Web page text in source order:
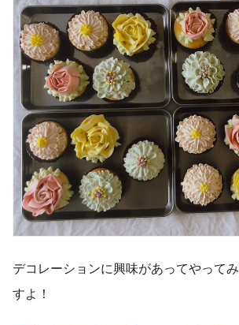
デコレーションに興味があってやって
すよ！